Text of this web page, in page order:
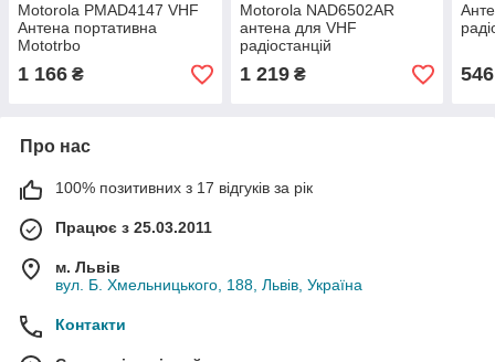
Motorola PMAD4147 VHF
Антена портативна
Mototrbo
1 166 ₴
Motorola NAD6502AR
антена для VHF
радіостанцій
1 219₴ 546
Про нас
100% позитивних з 17 відгуків за рік
Працює з 25.03.2011
м. Львів
вул. Б. Хмельницького, 188, Львів, Україна
Контакти